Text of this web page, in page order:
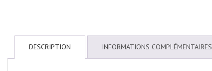
DESCRIPTION INFORMATIONS COMPLÉMENTAIRES